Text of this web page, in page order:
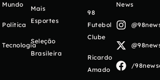
Mundo
Política
Tecnologia
Mais
Esportes
Seleção
Brasileira
98
Futebol
Clube
Ricardo
Amado
News
/